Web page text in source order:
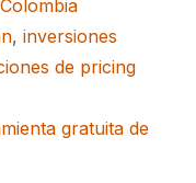
, inversiones
de pricing
gratuita de